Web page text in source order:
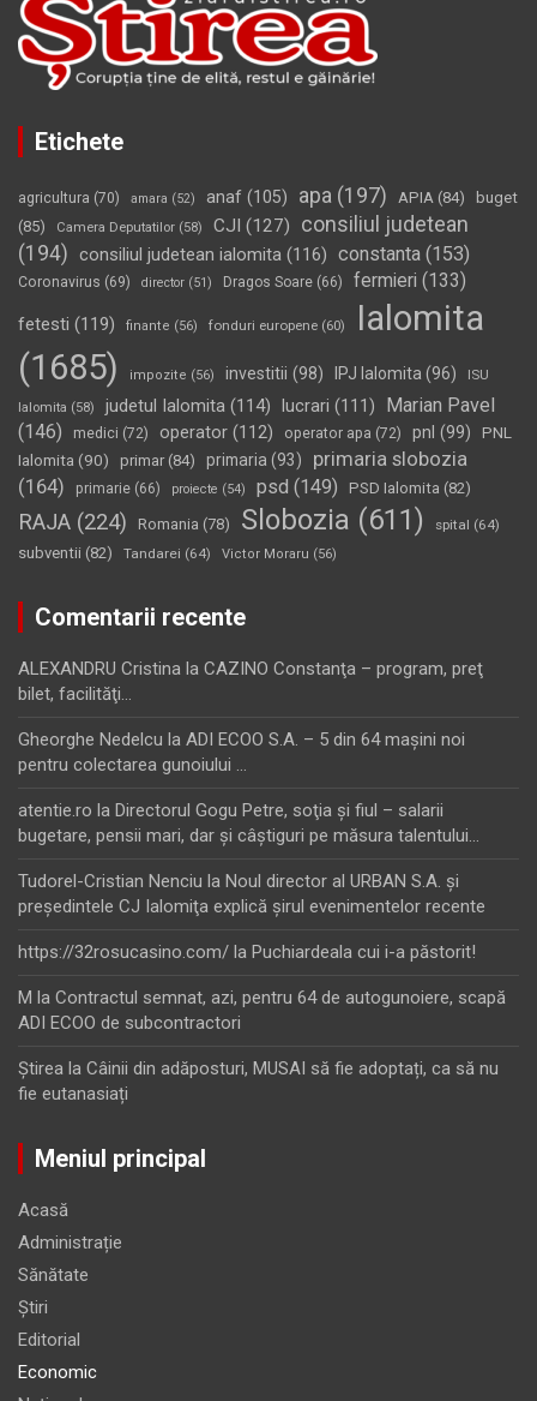
Etichete
agricultura (70) amara (52) anaf (105) apa (197) APIA (84)
buget
(85)
Camera Deputatilor (58) CJI (127)
consiliul judetean
(194) consiliul judetean ialomita (116) constanta (153)
Coronavirus (69) director (51) Dragos Soare (66) fermieri (133)
fetesti (119) finante (56) fonduri europene (60)
Ialomita
(1685)
impozite (56) investitii (98) IPJ Ialomita (96) ISU
Ialomita (58) judetul Ialomita (114) lucrari (111)
Marian Pavel
(146)
medici (72) operator (112) operator apa (72) pnl (99)
PNL
Ialomita (90) primar(84) primaria (93)
primaria slobozia
(164)
primarie (66) proiecte (54) psd (149) PSD Ialomita (82)
RAJA (224) Romania (78) Slobozia (611) spital (64)
subventii (82) Tandarei (64) Victor Moraru (56)
Comentarii recente
ALEXANDRU Cristina la CAZINO Constanţa – program, preţ
bilet, facilităţi…
Gheorghe Nedelcu la ADI ECOO S.A. – 5 din 64 maşini noi
pentru colectarea gunoiului …
atentie.ro la Directorul Gogu Petre, soţia şi fiul – salarii
bugetare, pensii mari, dar şi câştiguri pe măsura talentului…
Tudorel-Cristian Nenciu la Noul director al URBAN S.A. şi
preşedintele CJ Ialomiţa explică şirul evenimentelor recente
https://32rosucasino.com/ la Puchiardeala cui i-a păstorit!
M la Contractul semnat, azi, pentru 64 de autogunoiere, scapă
ADI ECOO de subcontractori
Ştirea la Câinii din adăposturi, MUSAI să fie adoptați, ca să nu
fie eutanasiați
Meniul principal
Acasă
Administrație
Sănătate
Știri
Editorial
Economic